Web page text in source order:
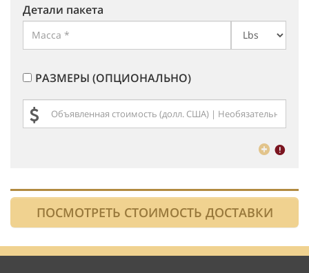
Детали пакета
РАЗМЕРЫ (ОПЦИОНАЛЬНО)